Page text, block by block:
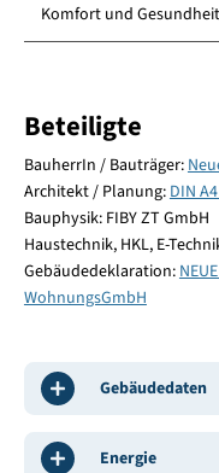
Komfort und Gesundheit
Beteiligte
BauherrIn / Bauträger:
Architekt / Planung: DIN
Bauphysik: FIBY ZT GmbH
Haustechnik, HKL, E-
Gebäudedeklaration:
WohnungsGmbH
Gebäudedaten
Energie